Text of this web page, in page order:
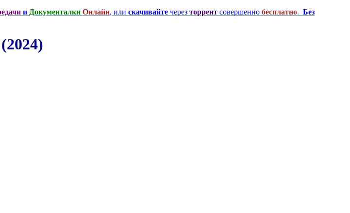
и Документалки Онлайн, или скачивайте через торрент совершенно бесплатно. Без